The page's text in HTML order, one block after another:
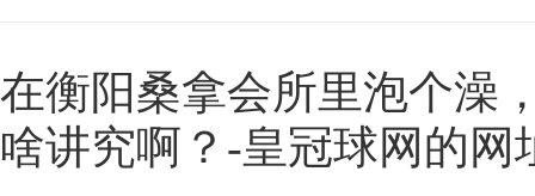
在衡阳桑拿会所里泡个澡
啥讲究啊？-皇冠球网的网